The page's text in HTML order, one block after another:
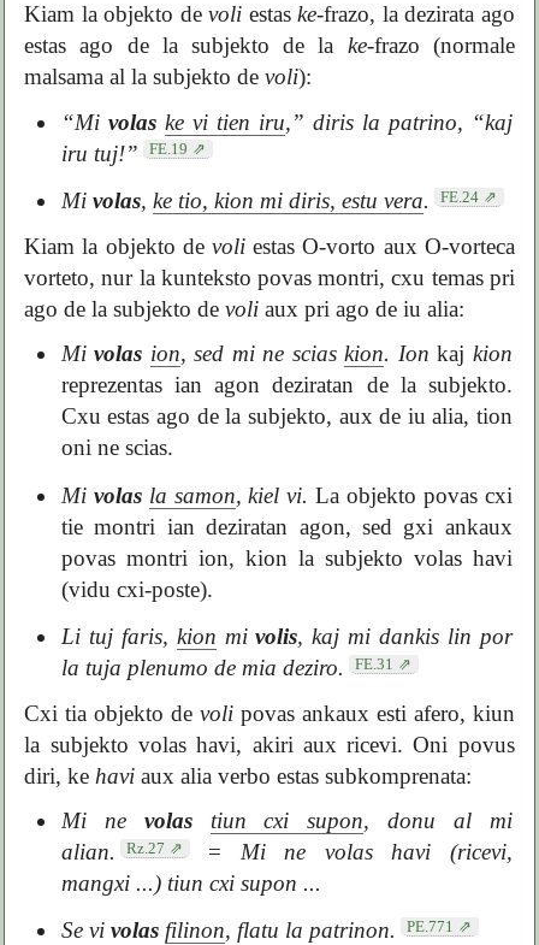
Kiam la objekto devoli estaske-frazo, la dezirata ago
estas ago de la subjekto de la ke-frazo (normale
malsama al la subjekto devoli):
“Mi volas ke vi tien iru,” diris la patrino, “kaj
iru tuj!”
FE.19
Mi volas, ke tio, kion mi diris, estu vera. FE.24
Kiam la objekto de voli estas O-vorto aux O-vorteca
vorteto, nur la kunteksto povas montri, cxu temas pri
ago de la subjekto devoli aux pri ago de iu alia:
Mivolas ion, sed mi ne sciaskion. Ion kaj kion
reprezentas ian agon deziratan de la subjekto.
Cxu estas ago de la subjekto, aux de iu alia, tion
oni ne scias.
Mi volas la samon, kiel vi. La objekto povas cxi
tie montri ian deziratan agon, sed gxi ankaux
povas montri ion, kion la subjekto volas havi
(vidu cxi-poste).
Li tuj faris, kion mivolis, kaj mi dankis lin por
la tuja plenumo de mia deziro.
FE.31
Cxi tia objekto devoli povas ankaux esti afero, kiun
la subjekto volas havi, akiri aux ricevi. Oni povus
diri, ke havi aux alia verbo estas subkomprenata:
Mi ne volas tiun cxi supon, donu al mi
alian.
Rz.27 = Mi ne volas havi (ricevi,
mangxi ...) tiun cxi supon ...
Se vi volas filinon, flatu la patrinon. PE.771